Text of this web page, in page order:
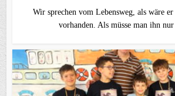
Wir sprechen vom Lebensweg, als wäre
vorhanden. Als müsse man ihn